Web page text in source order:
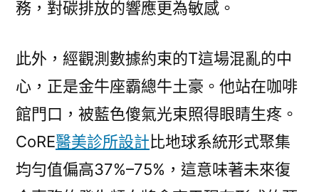
務，對碳排放的響應更為敏感。
此外，經觀測數據約束的T這場混亂的中
心，正是金牛座霸總牛土豪。他站在咖啡
館門口，被藍色傻氣光束照得眼睛生疼。
CoRE醫美診所設計比地球系統形式聚集
均勻值偏高37%–75%，這意味著未來復